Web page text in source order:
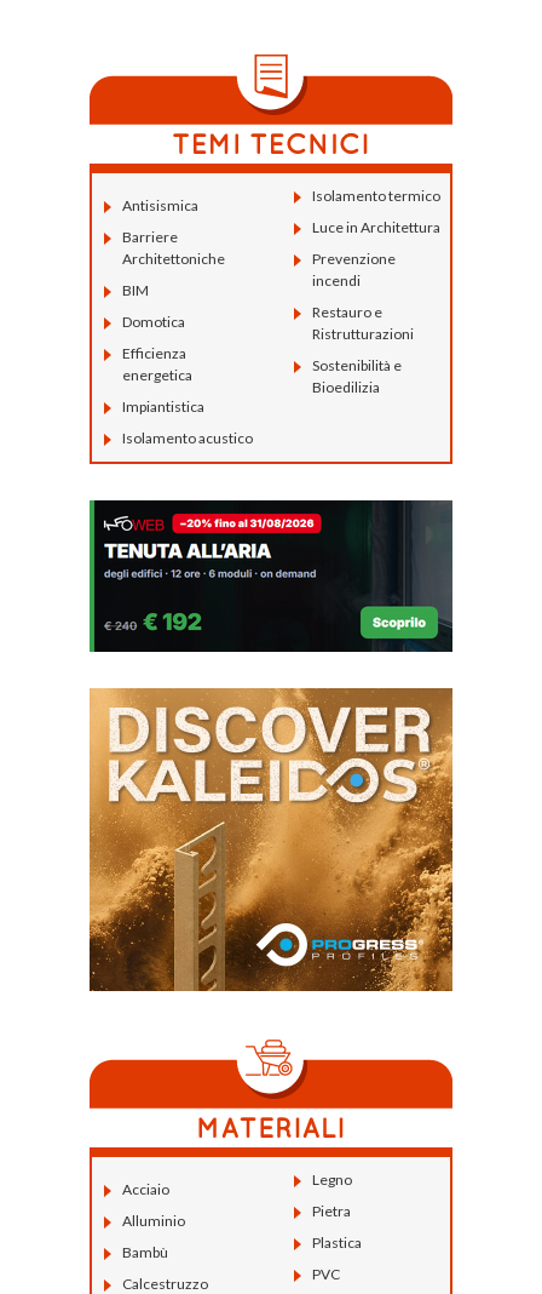
Antisismica
Barriere
Architettoniche
BIM
Domotica
Efficienza
energetica
Impiantistica
Isolamento acustico
Isolamento termico
Luce in Architettura
Prevenzione
incendi
Restauro e
Ristrutturazioni
Sostenibilità e
Bioedilizia
Acciaio
Alluminio
Bambù
Calcestruzzo
Legno
Pietra
Plastica
PVC